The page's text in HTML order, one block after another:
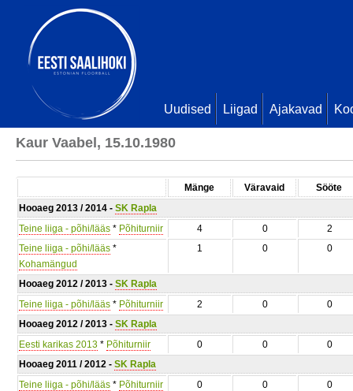
Uudised Liigad Ajakavad
Kaur Vaabel, 15.10.1980
Mänge Väravaid
Sööte
Hooaeg 2013 / 2014 - SK Rapla
Teine liiga - põhi/lääs * Põhiturniir 4 0
2
Teine liiga - põhi/lääs *
Kohamängud
1 0 0
Hooaeg 2012 / 2013 - SK Rapla
Teine liiga - põhi/lääs * Põhiturniir 2 0
0
Hooaeg 2012 / 2013 - SK Rapla
Eesti karikas 2013 * Põhiturniir 0 0
0
Hooaeg 2011 / 2012 - SK Rapla
Teine liiga - põhi/lääs * Põhiturniir 0 0 0